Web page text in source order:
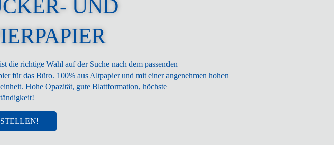
UND
die richtige Wahl auf der Suche nach dem passenden
für das Büro. 100% aus Altpapier und mit einer angenehmen hohen
Hohe Opazität, gute Blattformation, höchste